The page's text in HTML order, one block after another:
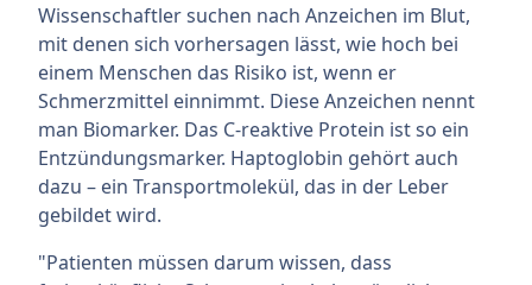
Wissenschaftler suchen nach Anzeichen im Blut,
mit denen sich vorhersagen lässt, wie hoch bei
einem Menschen das Risiko ist, wenn er
Schmerzmittel einnimmt. Diese Anzeichen nennt
man Biomarker. Das C-reaktive Protein ist so ein
Entzündungsmarker. Haptoglobin gehört auch
dazu – ein Transportmolekül, das in der Leber
gebildet wird.
"Patienten müssen darum wissen, dass